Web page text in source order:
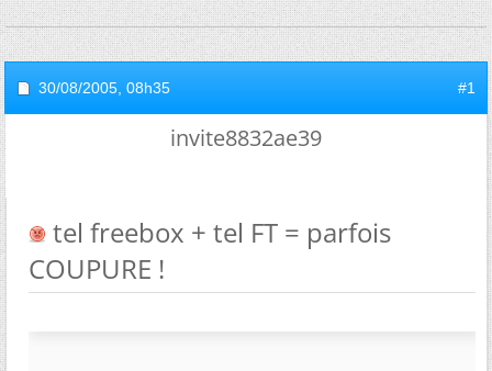
30/08/2005, 08h35 #1
invite8832ae39
tel freebox + tel FT = parfois
COUPURE !